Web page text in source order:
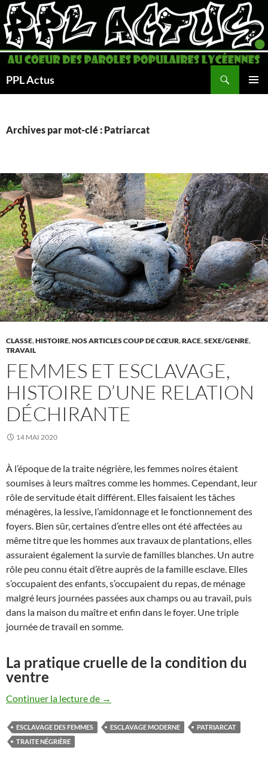
Aller
au
contenu
PPL Actus
Archives par mot-clé : Patriarcat
CLASSE,HISTOIRE,NOS ARTICLES COUP DE CŒUR,RACE,SEXE/GENRE,
TRAVAIL
FEMMES ET ESCLAVAGE,
HISTOIRE D’UNE RELATION
DÉCHIRANTE
14 MAI 2020
À l’époque de la traite négrière, les femmes noires étaient
soumises à leurs maîtres comme les hommes. Cependant, leur
rôle de servitude était différent. Elles faisaient les tâches
ménagères, la lessive, l’amidonnage et le fonctionnement des
foyers. Bien sûr, certaines d’entre elles ont été affectées au
même titre que les hommes aux travaux de plantations, elles
assuraient également la survie de familles blanches. Un autre
rôle peu connu était d’être auprès de la famille esclave. Elles
s’occupaient des enfants, s’occupaient du repas, de ménage
malgré leurs journées passées aux champs ou au travail, puis
dans la maison du maître et enfin dans le foyer. Une triple
journée de travail en somme.
La pratique cruelle de la condition du
ventre
Continuer la lecture de Femmes et esclavage, histoire d’une
→
ESCLAVAGE DES FEMMES ESCLAVAGE MODERNE
PATRIARCAT
TRAITE NÉGRIÈRE